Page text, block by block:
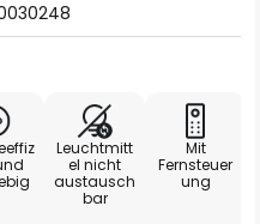
Leuchtmitt
el nicht
austausch
bar
Mit
Fernsteuer
ung